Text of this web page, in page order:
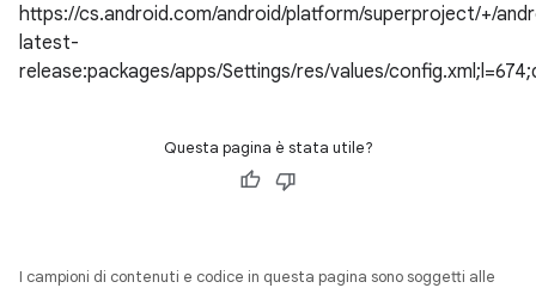
https://cs.android.com/android/platform/superproject/+/
latest-
release:packages/apps/Settings/res/values/
Questa pagina è stata utile?
I campioni di contenuti e codice in questa pagina sono soggetti alle